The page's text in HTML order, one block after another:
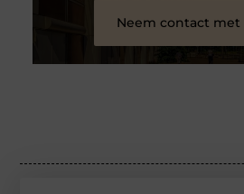
Neem contact met